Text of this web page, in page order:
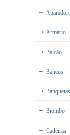
Armário
Balcão
Bancos
Banquetas
Biombo
Cadeiras